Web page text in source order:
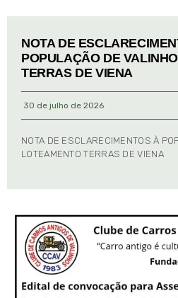
NOTA DE
POPULAÇÃO DE
TERRAS DE VIENA
30 de julho de 2026
NOTA DE ESCLARECIMENTOS À
LOTEAMENTO TERRAS DE VIENA